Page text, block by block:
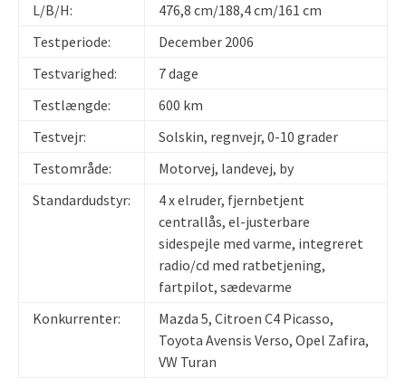
L/B/H:
476,8 cm/188,4 cm/161 cm
Testperiode:
December 2006
Testvarighed:
7 dage
Testlængde:
600 km
Testvejr:
Solskin, regnvejr, 0-10 grader
Testområde:
Motorvej, landevej, by
Standardudstyr:
4 x elruder, fjernbetjent
centrallås, el-justerbare
sidespejle med varme, integreret
radio/cd med ratbetjening,
fartpilot, sædevarme
Konkurrenter:
Mazda 5, Citroen C4 Picasso,
Toyota Avensis Verso, Opel Zafira,
VW Turan